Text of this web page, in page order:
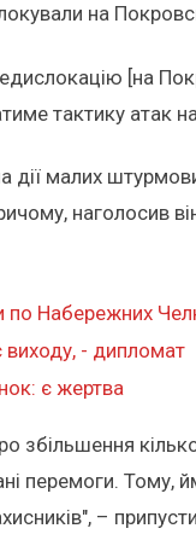
на
[на
тактику атак
малих
наголосив
по Набережних
виходу, - дипломат
є жертва
збільшення
перемоги. Тому,
–